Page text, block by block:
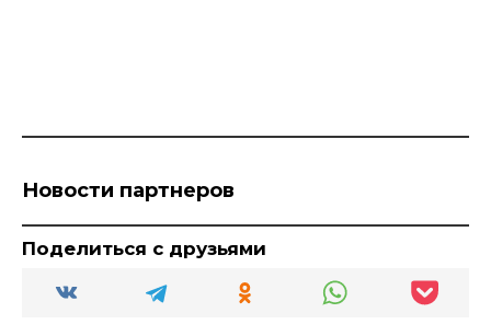
Новости партнеров
Поделиться с друзьями